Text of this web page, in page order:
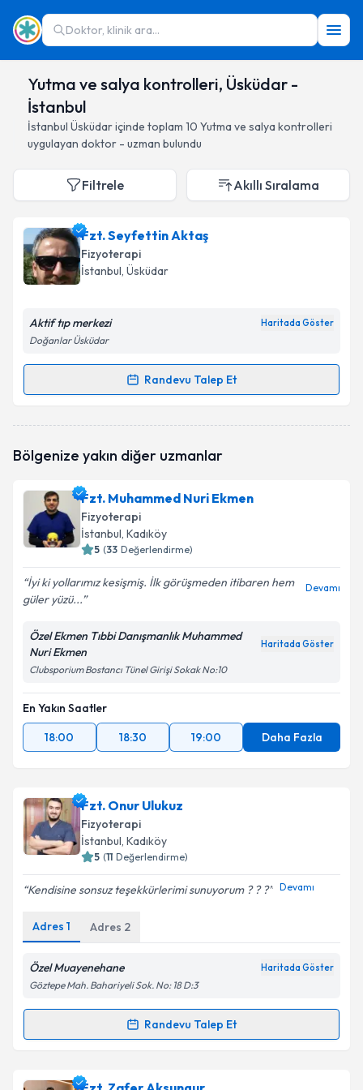
Doktor, klinik ara...
Yutma ve salya kontrolleri, Üsküdar -
İstanbul
İstanbul Üsküdariçinde toplam 10 Yutma ve salya kontrolleri
uygulayan doktor - uzman bulundu
Filtrele Akıllı Sıralama
Fzt. Seyfettin Aktaş
Fizyoterapi
İstanbul, Üsküdar
Aktif tıp merkezi Haritada Göster
Doğanlar Üsküdar
Randevu Talep Et
Randevu Takvimi Talebi
oluşturun. Size bu uzmandan randevu almanız için bir
E-posta Adresiniz
Kişisel verilerimin işlenmesine ilişkinAydınlatma
Metni
Takvim Talebini Gönder
Bölgenize yakın diğer uzmanlar
Fzt. Muhammed Nuri Ekmen
Fizyoterapi
İstanbul, Kadıköy
5 (33 Değerlendirme)
İyi ki yollarımız kesişmiş. İlk görüşmeden itibaren hem
güler yüzü...
Devamı
Özel Ekmen Tıbbi Danışmanlık Muhammed
Nuri Ekmen
Haritada Göster
Clubsporium Bostancı Tünel Girişi Sokak No:10
En Yakın Saatler
18:00
18:30 19:00 Daha Fazla
Fzt. Onur Ulukuz
Fizyoterapi
İstanbul, Kadıköy
5 (11 Değerlendirme)
Kendisine sonsuz teşekkürlerimi sunuyorum ? ? ? Devamı
Adres 1 Adres 2
Özel Muayenehane Haritada Göster
Göztepe Mah. Bahariyeli Sok. No: 18 D:3
Randevu Talep Et
Randevu Takvimi Talebi
Fzt. Onur Ulukuziçin randevu takvimi talebi